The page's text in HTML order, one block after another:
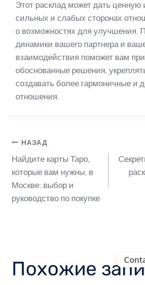
Этот расклад может дать
сильных и слабых сторонах
о возможностях для улучшения.
динамики вашего партнера и
взаимодействия поможет вам
обоснованные решения,
создавать более гармоничные и
отношения.
Навигация
по
записям
НАЗАД
Найдите карты Таро,
которые вам нужны, в
Москве: выбор и
руководство по покупке
Похожие